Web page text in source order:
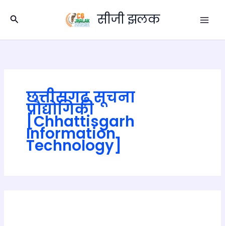
Search सीजी झलक
छत्तीसगढ़ सूचना
प्रौद्योगिकी
[Chhattisgarh
Information
Technology]